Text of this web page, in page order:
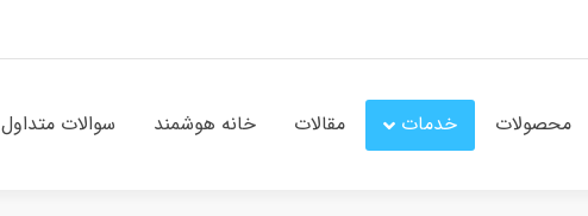
محصولات خدمات مقالات خانه هوشمند سوالات متداول